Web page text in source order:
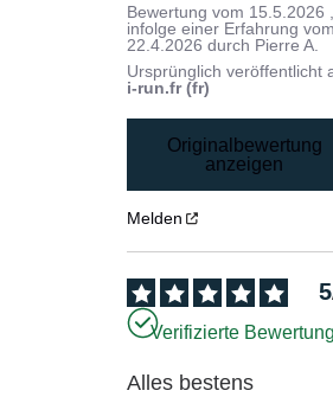
Bewertung vom 15.5.2026
infolge einer Erfahrung
22.4.2026 durch Pierre A.
Ursprünglich veröffentlicht
i-run.fr (fr)
Originalbewertung
anzeigen
Melden
5
Verifizierte
Alles bestens